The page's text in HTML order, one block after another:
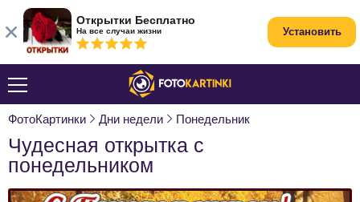
ФотоКартинки Дни недели Понедельник
Чудесная открытка с
понедельником
Открытки Бесплатно
На все случаи жизни Установить